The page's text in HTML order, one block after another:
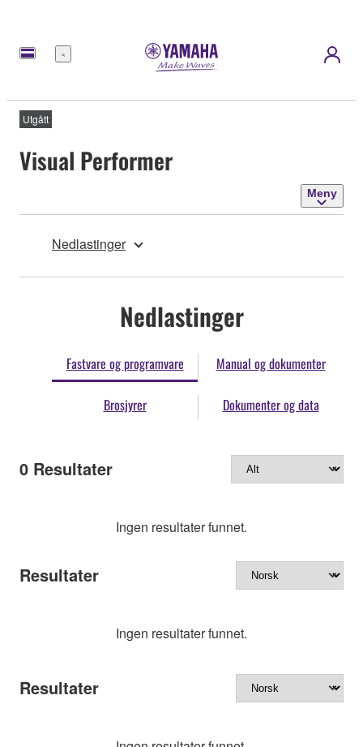
Meny
Utgått
Visual Performer
Meny
Nedlastinger
Nedlastinger
Fastvare og programvare Manual og dokumenter
Brosjyrer Dokumenter og data
0 Resultater
Ingen resultater funnet.
Resultater
Ingen resultater funnet.
Resultater